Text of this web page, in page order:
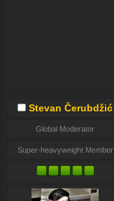
Stevan Čerubdžić
Global Moderator
Super-heavyweight Member